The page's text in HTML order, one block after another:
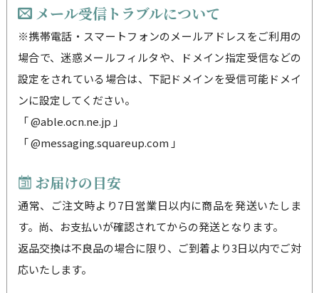
メール受信トラブルについて
※携帯電話・スマートフォンのメールアドレスをご利用の
場合で、迷惑メールフィルタや、ドメイン指定受信などの
設定をされている場合は、下記ドメインを受信可能ドメイ
ンに設定してください。
「 @able.ocn.ne.jp 」
「 @messaging.squareup.com 」
お届けの目安
通常、ご注文時より7日営業日以内に商品を発送いたしま
す。尚、お支払いが確認されてからの発送となります。
返品交換は不良品の場合に限り、ご到着より3日以内でご対
応いたします。